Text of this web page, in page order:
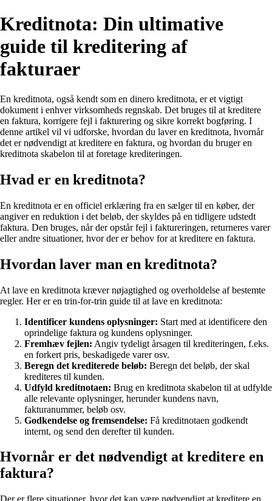
Kreditnota: Din ultimative
guide til kreditering af
fakturaer
En kreditnota, også kendt som en dinero kreditnota, er et vigtigt
dokument i enhver virksomheds regnskab. Det bruges til at kreditere
en faktura, korrigere fejl i fakturering og sikre korrekt bogføring. I
denne artikel vil vi udforske, hvordan du laver en kreditnota, hvornår
det er nødvendigt at kreditere en faktura, og hvordan du bruger en
kreditnota skabelon til at foretage krediteringen.
Hvad er en kreditnota?
En kreditnota er en officiel erklæring fra en sælger til en køber, der
angiver en reduktion i det beløb, der skyldes på en tidligere udstedt
faktura. Den bruges, når der opstår fejl i faktureringen, returneres varer
eller andre situationer, hvor der er behov for at kreditere en faktura.
Hvordan laver man en kreditnota?
At lave en kreditnota kræver nøjagtighed og overholdelse af bestemte
regler. Her er en trin-for-trin guide til at lave en kreditnota:
Identificer kundens oplysninger: Start med at identificere den
oprindelige faktura og kundens oplysninger.
Fremhæv fejlen: Angiv tydeligt årsagen til krediteringen, f.eks.
en forkert pris, beskadigede varer osv.
Beregn det krediterede beløb: Beregn det beløb, der skal
krediteres til kunden.
Udfyld kreditnotaen: Brug en kreditnota skabelon til at udfylde
alle relevante oplysninger, herunder kundens navn,
fakturanummer, beløb osv.
Godkendelse og fremsendelse: Få kreditnotaen godkendt
internt, og send den derefter til kunden.
Hvornår er det nødvendigt at kreditere en
faktura?